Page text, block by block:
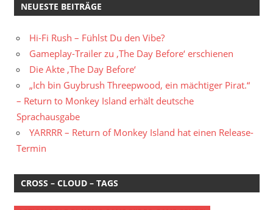
NEUESTE BEITRÄGE
Hi-Fi Rush – Fühlst Du den Vibe?
Gameplay-Trailer zu ‚The Day Before‘ erschienen
Die Akte ‚The Day Before‘
„Ich bin Guybrush Threepwood, ein mächtiger Pirat.“
– Return to Monkey Island erhält deutsche
Sprachausgabe
YARRRR – Return of Monkey Island hat einen Release-
Termin
CROSS – CLOUD – TAGS